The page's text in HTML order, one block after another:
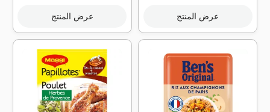
عرض المنتج عرض المنتج